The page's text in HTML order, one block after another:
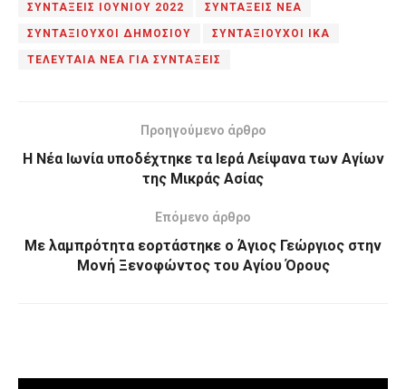
ΣΥΝΤΑΞΕΙΣ ΙΟΥΝΙΟΥ 2022 ΣΥΝΤΑΞΕΙΣ ΝΕΑ
ΣΥΝΤΑΞΙΟΥΧΟΙ ΔΗΜΟΣΙΟΥ ΣΥΝΤΑΞΙΟΥΧΟΙ ΙΚΑ
ΤΕΛΕΥΤΑΙΑ ΝΕΑ ΓΙΑ ΣΥΝΤΑΞΕΙΣ
Προηγούμενο άρθρο
Η Νέα Ιωνία υποδέχτηκε τα Ιερά Λείψανα των Αγίων
της Μικράς Ασίας
Επόμενο άρθρο
Με λαμπρότητα εορτάστηκε ο Άγιος Γεώργιος στην
Μονή Ξενοφώντος του Αγίου Όρους